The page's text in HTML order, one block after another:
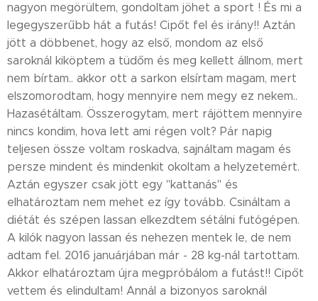
nagyon megörültem, gondoltam jöhet a sport ! És mi a
legegyszerűbb hát a futás! Cipőt fel és irány!! Aztán
jött a döbbenet, hogy az első, mondom az első
saroknál kiköptem a tüdőm és meg kellett állnom, mert
nem bírtam.. akkor ott a sarkon elsírtam magam, mert
elszomorodtam, hogy mennyire nem megy ez nekem..
Hazasétáltam. Összerogytam, mert rájöttem mennyire
nincs kondim, hova lett ami régen volt? Pár napig
teljesen össze voltam roskadva, sajnáltam magam és
persze mindent és mindenkit okoltam a helyzetemért.
Aztán egyszer csak jött egy "kattanás" és
elhatároztam nem mehet ez így tovább. Csináltam a
diétát és szépen lassan elkezdtem sétálni futógépen.
A kilók nagyon lassan és nehezen mentek le, de nem
adtam fel. 2016 januárjában már - 28 kg-nál tartottam.
Akkor elhatároztam újra megpróbálom a futást!! Cipőt
vettem és elindultam! Annál a bizonyos saroknál